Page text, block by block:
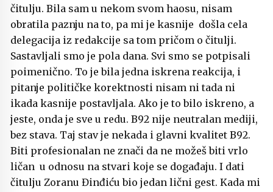
čitulju. Bila sam u nekom svom haosu, nisam
obratila paznju na to, pa mi je kasnije došla cela
delegacija iz redakcije sa tom pričom o čitulji.
Sastavljali smo je pola dana. Svi smo se potpisali
poimenično. To je bila jedna iskrena reakcija, i
pitanje političke korektnosti nisam ni tada ni
ikada kasnije postavljala. Ako je to bilo iskreno, a
jeste, onda je sve u redu. B92 nije neutralan mediji,
bez stava. Taj stav je nekada i glavni kvalitet B92.
Biti profesionalan ne znači da ne možeš biti vrlo
ličan u odnosu na stvari koje se događaju. I dati
čitulju Zoranu Đinđiću bio jedan lični gest. Kada mi